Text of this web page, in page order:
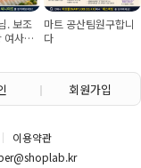
. 보조
여사님
마트 공산팀원구합니
다
회원가입
이용약관